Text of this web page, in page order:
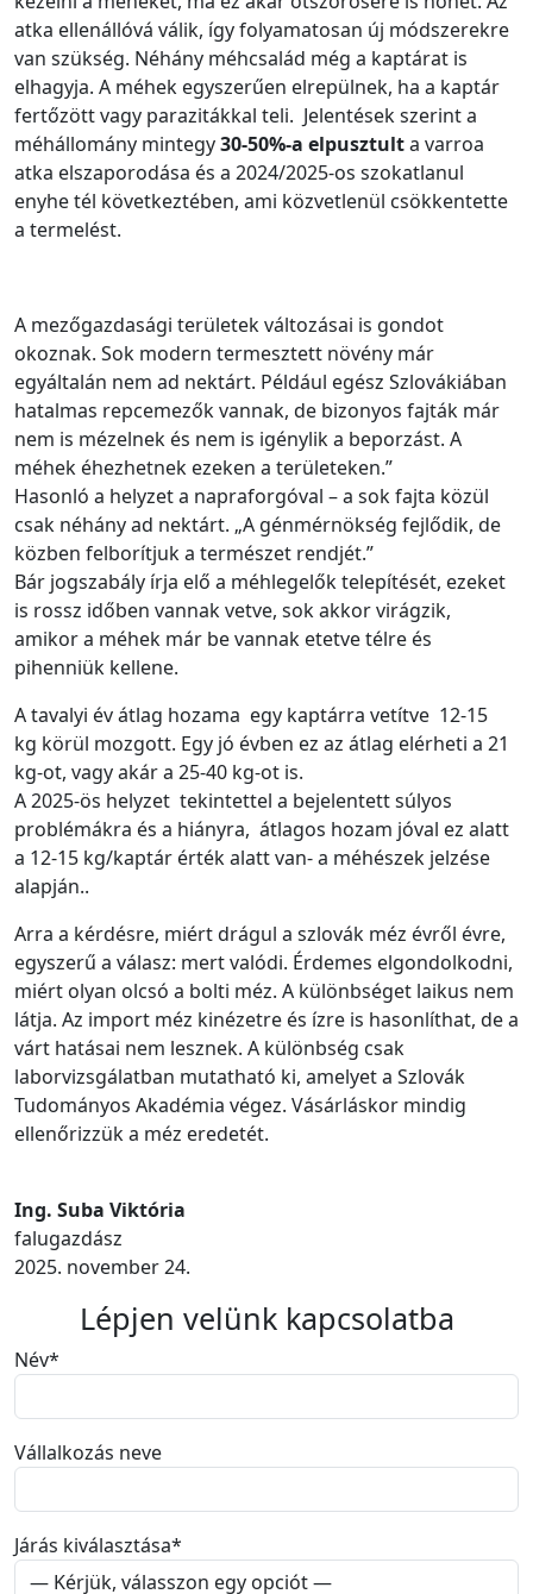
atka ellenállóvá válik, így folyamatosan új módszerekre
van szükség. Néhány méhcsalád még a kaptárat is
elhagyja. A méhek egyszerűen elrepülnek, ha a kaptár
fertőzött vagy parazitákkal teli. Jelentések szerint a
méhállomány mintegy30-50%-a elpusztulta varroa
atka elszaporodása és a 2024/2025-os szokatlanul
enyhe tél következtében, ami közvetlenül csökkentette
a termelést.
A mezőgazdasági területek változásai is gondot
okoznak. Sok modern termesztett növény már
egyáltalán nem ad nektárt. Például egész Szlovákiában
hatalmas repcemezők vannak, de bizonyos fajták már
nem is mézelnek és nem is igénylik a beporzást. A
méhek éhezhetnek ezeken a területeken.”
Hasonló a helyzet a napraforgóval – a sok fajta közül
csak néhány ad nektárt. „A génmérnökség fejlődik, de
közben felborítjuk a természet rendjét.”
Bár jogszabály írja elő a méhlegelők telepítését, ezeket
is rossz időben vannak vetve, sok akkor virágzik,
amikor a méhek már be vannak etetve télre és
pihenniük kellene.
A tavalyi év átlag hozama egy kaptárra vetítve 12-15
kg körül mozgott. Egy jó évben ez az átlag elérheti a 21
kg-ot, vagy akár a 25-40 kg-ot is.
A 2025-ös helyzet tekintettel a bejelentett súlyos
problémákra és a hiányra, átlagos hozam jóval ez alatt
a 12-15 kg/kaptár érték alatt van- a méhészek jelzése
alapján..
Arra a kérdésre, miért drágul a szlovák méz évről évre,
egyszerű a válasz: mert valódi. Érdemes elgondolkodni,
miért olyan olcsó a bolti méz. A különbséget laikus nem
látja. Az import méz kinézetre és ízre is hasonlíthat, de a
várt hatásai nem lesznek. A különbség csak
laborvizsgálatban mutatható ki, amelyet a Szlovák
Tudományos Akadémia végez. Vásárláskor mindig
ellenőrizzük a méz eredetét.
Ing. Suba Viktória
falugazdász
2025. november 24.
Lépjen velünk kapcsolatba
Név*
Vállalkozás neve
Járás kiválasztása*